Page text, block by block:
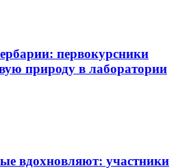
первокурсники
природу в лаборатории
вдохновляют: участники